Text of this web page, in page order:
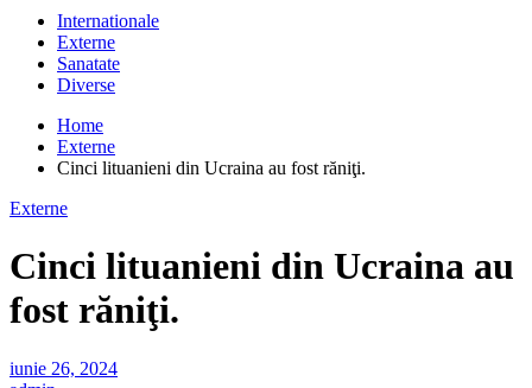
Internationale
Externe
Sanatate
Diverse
Home
Externe
Cinci lituanieni din Ucraina au fost răniţi.
Externe
Cinci lituanieni din Ucraina au
fost răniţi.
iunie 26, 2024